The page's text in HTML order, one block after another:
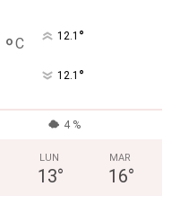
°C 12.1 °
12.1 °
4 %
LUN
13°
MAR
16°